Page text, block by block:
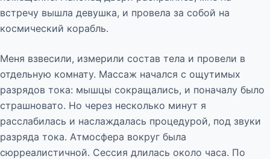
встречу вышла девушка, и провела за собой на
космический корабль.
Меня взвесили, измерили состав тела и провели в
отдельную комнату. Массаж начался с ощутимых
разрядов тока: мышцы сокращались, и поначалу было
страшновато. Но через несколько минут я
расслабилась и наслаждалась процедурой, под звуки
разряда тока. Атмосфера вокруг была
сюрреалистичной. Сессия длилась около часа. По